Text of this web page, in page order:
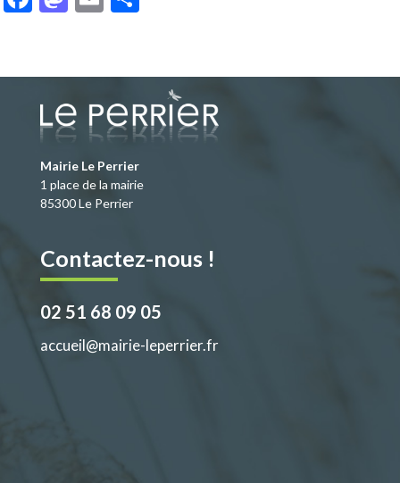
b
o
o
k
d
o
n
l
g
er
Mairie Le Perrier
1 place de la mairie
85300 Le Perrier
Contactez-nous !
02 51 68 09 05
accueil@mairie-leperrier.fr